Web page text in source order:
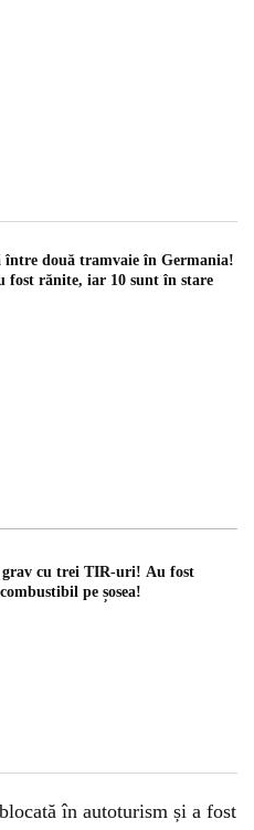
două tramvaie în Germania!
fost rănite, iar 10 sunt în stare
grav cu trei TIR-uri! Au fost
pe șosea!
în autoturism și a fost